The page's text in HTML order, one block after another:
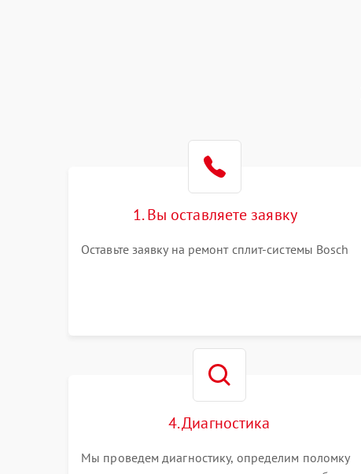
1. Вы оставляете заявку
Оставьте заявку на ремонт сплит-системы Bosch
4. Диагностика
Мы проведем диагностику, определим поломку